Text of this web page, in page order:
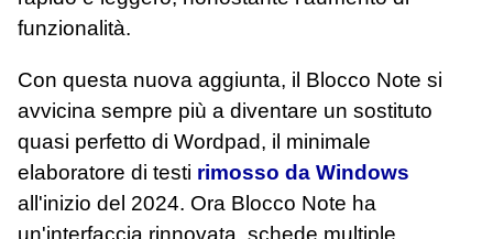
funzionalità.
Con questa nuova aggiunta, il Blocco Note si
avvicina sempre più a diventare un sostituto
quasi perfetto di Wordpad, il minimale
elaboratore di testi rimosso da Windows
all'inizio del 2024. Ora Blocco Note ha